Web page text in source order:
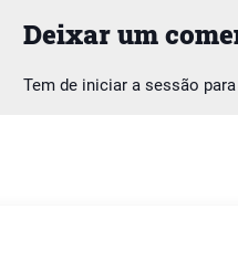
Deixar um
Tem de iniciar a sessão